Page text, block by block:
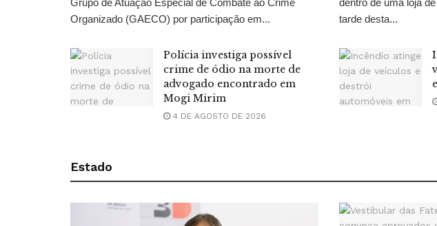
Organizado (GAECO) por participação em...
tarde desta...
Polícia investiga possível
crime de ódio na morte de
advogado encontrado em
Mogi Mirim
4 DE AGOSTO DE 2026
Estado